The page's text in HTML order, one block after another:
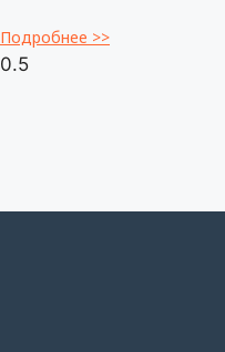
Подробнее >>